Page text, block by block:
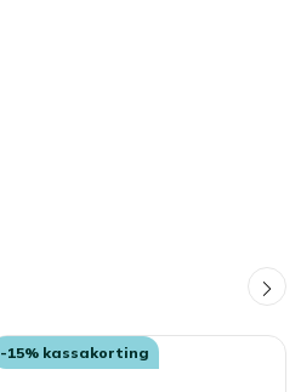
-15% kassakorting